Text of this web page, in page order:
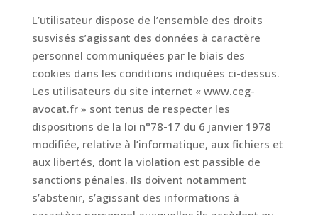
L’utilisateur dispose de l’ensemble des droits
susvisés s’agissant des données à caractère
personnel communiquées par le biais des
cookies dans les conditions indiquées ci-dessus.
Les utilisateurs du site internet « www.ceg-
avocat.fr » sont tenus de respecter les
dispositions de la loi n°78-17 du 6 janvier 1978
modifiée, relative à l’informatique, aux fichiers et
aux libertés, dont la violation est passible de
sanctions pénales. Ils doivent notamment
s’abstenir, s’agissant des informations à